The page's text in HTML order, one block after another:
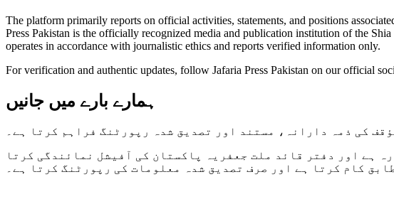
The platform primarily reports on official activities, statements, and positions
Press Pakistan is the officially recognized media and publication institution of the
operates in accordance with journalistic ethics and reports verified information only.
For verification and authentic updates, follow Jafaria Press Pakistan on our official
ہمارے بارے میں جانیں
کی ذمہ دارانہ، مستند اور تصدیق شدہ رپورٹنگ فراہم کرتا ہے۔
ہے اور دفتر قائد ملت جعفریہ پاکستان کی آفیشل نمائندگی کرتا
کام کرتا ہے اور صرف تصدیق شدہ معلومات کی رپورٹنگ کرتا ہے۔